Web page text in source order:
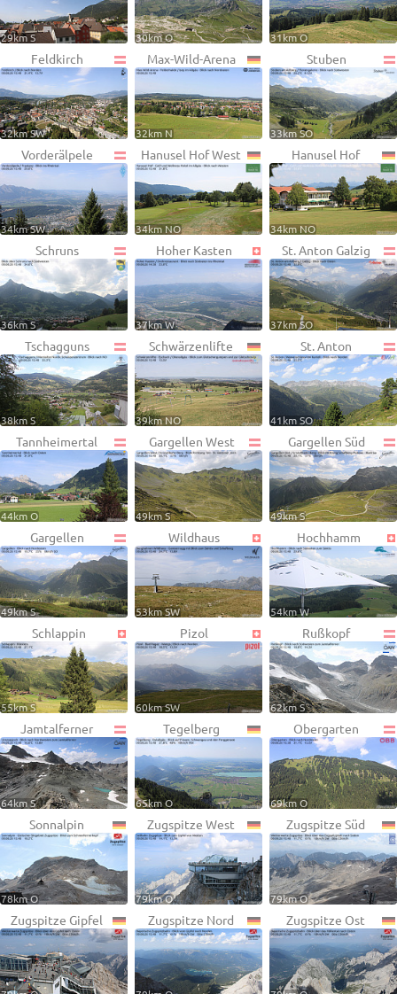
29km S 30km O 31km O
Feldkirch
32km SW
Max-Wild-Arena
32km N
Stuben
33km SO
Vorderälpele
34km SW
Hanusel Hof West
34km NO
Hanusel Hof
34km NO
Schruns
36km S
Hoher Kasten
37km W
St. Anton Galzig
37km SO
Tschagguns
38km S
Schwärzenlifte
39km NO
St. Anton
41km SO
Tannheimertal
44km O
Gargellen West
49km S
Gargellen Süd
49km S
Gargellen
49km S
Wildhaus
53km SW
Hochhamm
54km W
Schlappin
55km S
Pizol
60km SW
Rußkopf
62km S
Jamtalferner
64km S
Tegelberg
65km O
Obergarten
69km O
Sonnalpin
78km O
Zugspitze West
79km O
Zugspitze Süd
79km O
Zugspitze Gipfel Zugspitze Nord Zugspitze Ost